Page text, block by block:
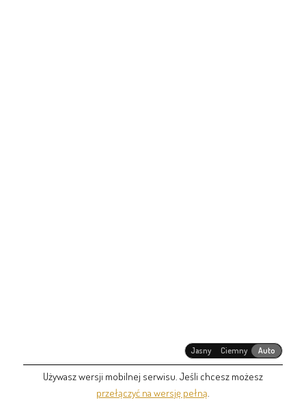
Jasny Ciemny Auto
Używasz wersji mobilnej serwisu. Jeśli chcesz możesz
przełączyć na wersję pełną